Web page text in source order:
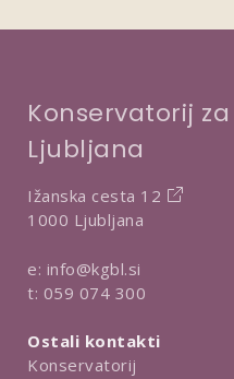
Konservatorij
Ljubljana
Ižanska cesta 12
1000 Ljubljana
e: info@kgbl.si
t: 059 074 300
Ostali kontakti
Konservatorij